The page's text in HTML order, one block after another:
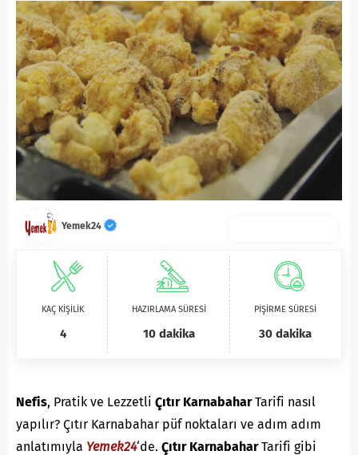
Yemek24
KAÇ KİŞİLİK
4
HAZIRLAMA SÜRESİ
10 dakika
PİŞİRME SÜRESİ
30 dakika
Nefis, Pratik ve Lezzetli Çıtır KarnabaharTarifi nasıl
yapılır? Çıtır Karnabahar püf noktaları ve adım adım
anlatımıyla Yemek24‘de. Çıtır KarnabaharTarifi gibi